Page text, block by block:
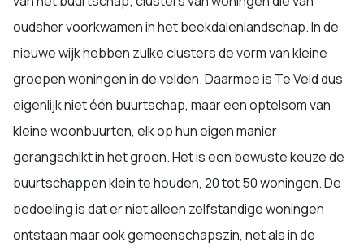
oudsher voorkwamen in het beekdalenlandschap. In de
nieuwe wijk hebben zulke clusters de vorm van kleine
groepen woningen in de velden. Daarmee is Te Veld dus
eigenlijk niet één buurtschap, maar een optelsom van
kleine woonbuurten, elk op hun eigen manier
gerangschikt in het groen. Het is een bewuste keuze de
buurtschappen klein te houden, 20 tot 50 woningen. De
bedoeling is dat er niet alleen zelfstandige woningen
ontstaan maar ook gemeenschapszin, net als in de